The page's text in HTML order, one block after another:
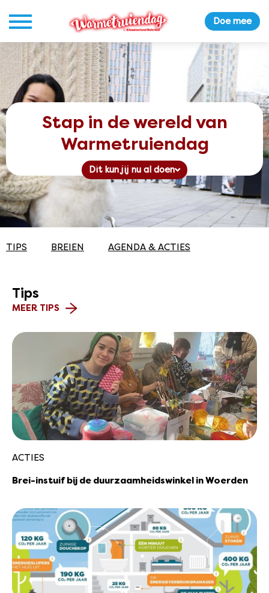
Doe mee
Stap in de wereld van
Warmetruiendag
Dit kun jij nu al doen
TIPS BREIEN AGENDA & ACTIES
Tips
MEER TIPS
ACTIES
Brei-instuif bij de duurzaamheidswinkel in Woerden